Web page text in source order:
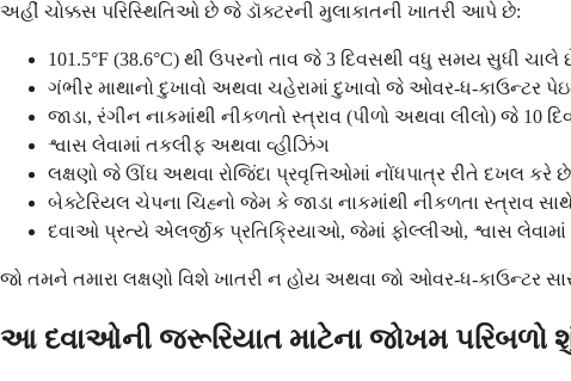
અહીં ચોક્કસ પરિસ્થિતિઓ છે જે ડૉક્ટરની મુલાકાતની ખાતરી આપે છે:
101.5°F (38.6°C) થી ઉપરનો તાવ જે 3 દિવસથી વધુ સમય સુધી ચાલે
ગંભીર માથાનો દુખાવો અથવા ચહેરામાં દુખાવો જે ઓવર-ધ-કાઉન્ટર
જાડા, રંગીન નાકમાંથી નીકળતો સ્ત્રાવ (પીળો અથવા લીલો) જે 10
શ્વાસ લેવામાં તકલીફ અથવા વ્હીઝિંગ
લક્ષણો જે ઊંઘ અથવા રોજિંદા પ્રવૃત્તિઓમાં નોંધપાત્ર રીતે દખલ કરે છે
બેક્ટેરિયલ ચેપના ચિહ્નો જેમ કે જાડા નાકમાંથી નીકળતા સ્ત્રાવ
દવાઓ પ્રત્યે એલર્જીક પ્રતિક્રિયાઓ, જેમાં ફોલ્લીઓ, શ્વાસ
જો તમને તમારા લક્ષણો વિશે ખાતરી ન હોય અથવા જો ઓવર-ધ-કાઉન્ટર
આ દવાઓની જરૂરિયાત માટેના જોખમ પરિબળો